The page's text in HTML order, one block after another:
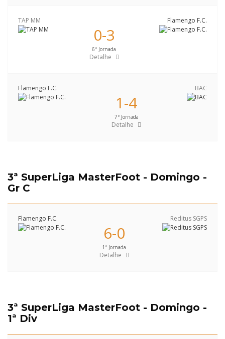
TAP MM Flamengo F.C.
0-3
6ª Jornada
Detalhe
Flamengo F.C. BAC
1-4
7ª Jornada
Detalhe
3ª SuperLiga MasterFoot - Domingo -
Gr C
Flamengo F.C. Reditus SGPS
6-0
1ª Jornada
Detalhe
3ª SuperLiga MasterFoot - Domingo -
1ª Div